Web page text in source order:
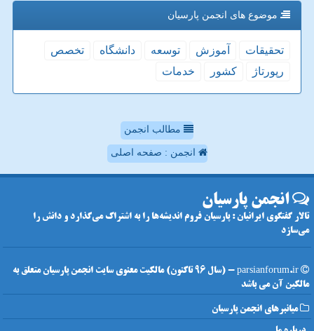
موضوع های انجمن پارسیان
تحقیقات آموزش توسعه دانشگاه
تخصص
رپورتاژ
كشور خدمات
مطالب انجمن
انجمن : صفحه اصلی
انجمن پارسیان
تالار گفتگوی ایرانیان : پارسیان فروم اندیشه‌ها را به اشتراک می‌گذارد و دانش را
می‌سازد
parsianforum.ir - (سال 96 تاکنون) مالکیت معنوی سایت انجمن پارسیان متعلق به
مالکین آن می باشد
میانبرهای انجمن پارسیان